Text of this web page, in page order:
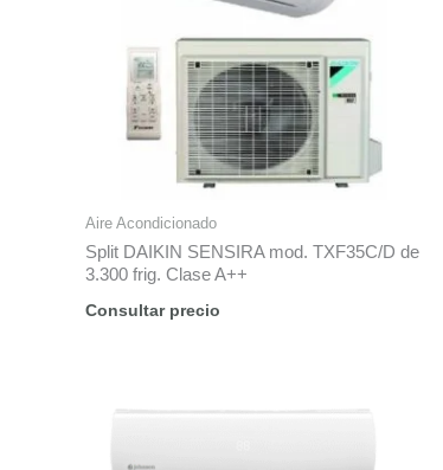
Aire Acondicionado
Split DAIKIN SENSIRA mod. TXF35C/D de
3.300 frig. Clase A++
Consultar precio